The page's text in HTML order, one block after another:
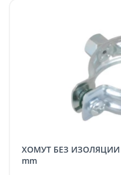
ХОМУТ БЕЗ ИЗОЛЯЦИИ WALRAVEN WLC, M8, D 23-28
mm